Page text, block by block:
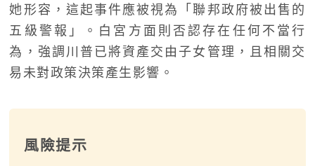
她形容，這起事件應被視為「聯邦政府被出售的
五級警報」。白宮方面則否認存在任何不當行
為，強調川普已將資產交由子女管理，且相關交
易未對政策決策產生影響。
風險提示